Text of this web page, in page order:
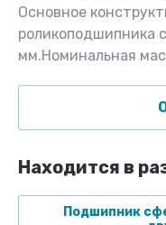
Основное
роликоподшипника
мм.Номинальная
Находится в
Подшипник